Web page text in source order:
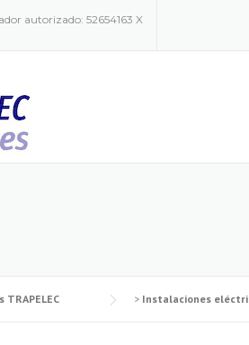
autorizado: 52654163 X
> Instalaciones